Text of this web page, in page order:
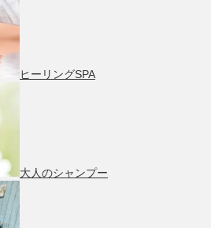
ヒーリングSPA
大人のシャンプー